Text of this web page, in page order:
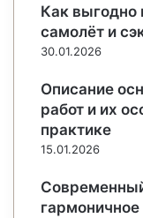
Как выгодно
самолёт и
30.01.2026
Описание
работ и их
практике
15.01.2026